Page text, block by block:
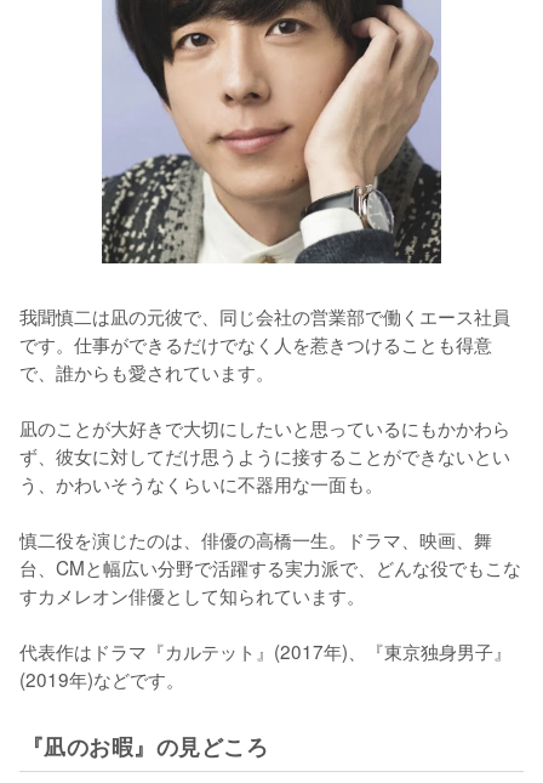
我聞慎二は凪の元彼で、同じ会社の営業部で働くエース社員
です。仕事ができるだけでなく人を惹きつけることも得意
で、誰からも愛されています。
凪のことが大好きで大切にしたいと思っているにもかかわら
ず、彼女に対してだけ思うように接することができないとい
う、かわいそうなくらいに不器用な一面も。
慎二役を演じたのは、俳優の高橋一生。ドラマ、映画、舞
台、CMと幅広い分野で活躍する実力派で、どんな役でもこな
すカメレオン俳優として知られています。
代表作はドラマ『カルテット』(2017年)、『東京独身男子』
(2019年)などです。
『凪のお暇』の見どころ